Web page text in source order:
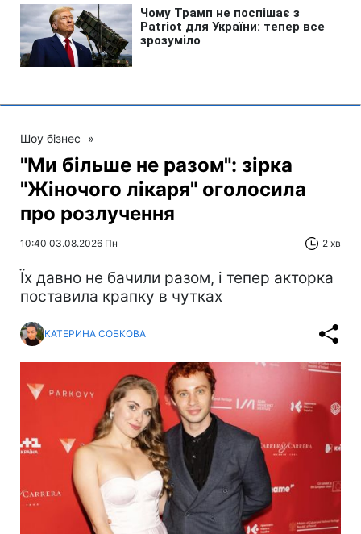
Шоу бізнес »
"Ми більше не разом": зірка
"Жіночого лікаря" оголосила
про розлучення
10:40 03.08.2026 Пн 2 хв
Їх давно не бачили разом, і тепер акторка
поставила крапку в чутках
КАТЕРИНА СОБКОВА